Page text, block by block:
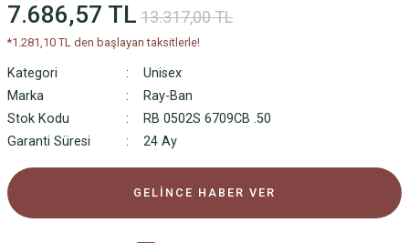
7.686,57 TL 13.317,00 TL
*1.281,10 TL den başlayan taksitlerle!
Kategori
Unisex
Marka
Ray-Ban
Stok Kodu
RB 0502S 6709CB .50
Garanti Süresi
24 Ay
GELİNCE HABER VER